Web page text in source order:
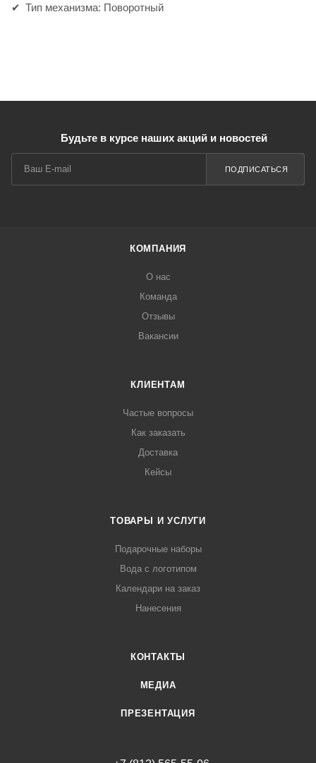
Тип механизма: Поворотный
Будьте в курсе наших акций и новостей
ПОДПИСАТЬСЯ
КОМПАНИЯ
О нас
Команда
Отзывы
Вакансии
КЛИЕНТАМ
Частые вопросы
Как заказать
Доставка
Кейсы
ТОВАРЫ И УСЛУГИ
Подарочные наборы
Вода с логотипом
Календари на заказ
Нанесения
КОНТАКТЫ
МЕДИА
ПРЕЗЕНТАЦИЯ